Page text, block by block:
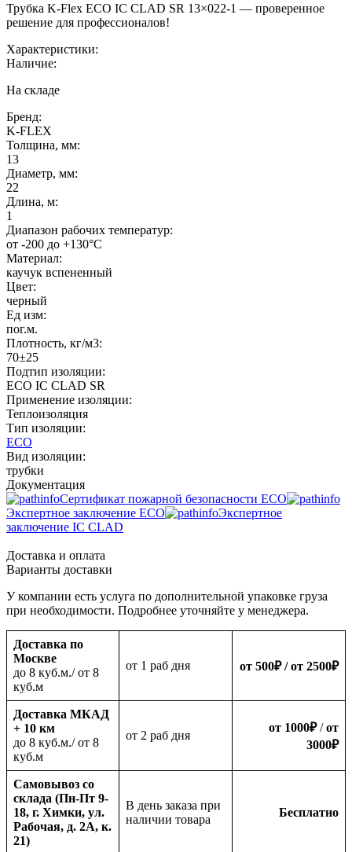
Трубка K-Flex ECO IC CLAD SR 13×022-1 — проверенное
решение для профессионалов!
Характеристики:
Наличие:
На складе
Бренд:
K-FLEX
Толщина, мм:
13
Диаметр, мм:
22
Длина, м:
1
Диапазон рабочих температур:
от -200 до +130°C
Материал:
каучук вспененный
Цвет:
черный
Ед изм:
пог.м.
Плотность, кг/м3:
70±25
Подтип изоляции:
ECO IC CLAD SR
Применение изоляции:
Теплоизоляция
Тип изоляции:
ECO
Вид изоляции:
трубки
Документация
Сертификат пожарной безопасности ECO
Экспертное заключение ECO
Экспертное
заключение IC CLAD
Доставка и оплата
Варианты доставки
У компании есть услуга по дополнительной упаковке груза
при необходимости. Подробнее уточняйте у менеджера.
Доставка по
Москве
до 8 куб.м./ от 8
куб.м
oт 1 раб дня от 500₽/ от 2500₽
Доставка МКАД
+ 10 км
до 8 куб.м./ от 8
куб.м
oт 2 раб дня
от 1000₽/от
3000₽
Самовывоз со
склада (Пн-Пт 9-
18, г. Химки, ул.
Рабочая, д. 2А, к.
21)
В день заказа при
наличии товара
Бесплатно